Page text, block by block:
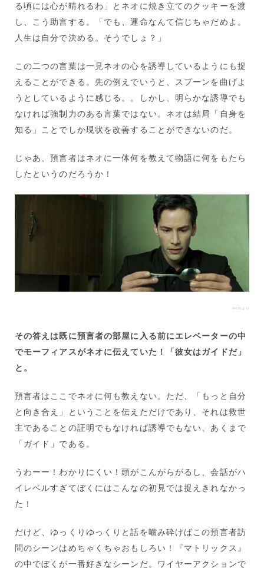
る頃には心が晴れるわ」とネオに焼き立てのクッキーを渡
し、こう助言する。「でも、運命なんて信じちゃだめよ。
人生は自分で決める。そうでしょ？」
この二つの言葉は一見ネオの心を誘導しているようにも捉
えることができる。先の例えでいうと、スプーンを曲げよ
うとしているように感じる。。しかし、明らかな誘導でも
なければ強制力のある言葉ではない。ネオは結局「自身を
知る」ことでしか現状を改善することができないのだ。
じゃあ、預言者はネオに一体何を教えて物語に何をもたら
したというのだろうか！
IMdbより
その答えは既に預言者の部屋に入る前にエレベーターの中
でモーフィアスがネオに伝えていた！「彼女はガイドだ」
と。
預言者はここでネオに何も教えない。ただ、「もっと自分
と向き合え」ということを伝えただけであり、それは救世
主であることの証明でもなければ誘導でもない、あくまで
「ガイド」である。
うわーー！わかりにくい！頭がこんがらがるし、会話がハ
イレベルすぎてぼくにはこんなの初見では捉えきれなかっ
た！
だけど、ゆっくりゆっくりと話を噛み砕けばこの預言者訪
問のシーンはめちゃくちゃおもしろい！『マトリックス』
の中でぼくが一番好きなシーンだ。ワイヤーアクションで